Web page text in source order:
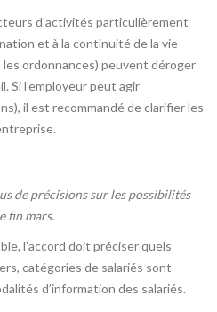
d’activités particulièrement
et à la continuité de la vie
les ordonnances) peuvent déroger
Si l’employeur peut agir
il est recommandé de clarifier les
de précisions sur les possibilités
fin mars.
l’accord doit préciser quels
catégories de salariés sont
d’information des salariés.